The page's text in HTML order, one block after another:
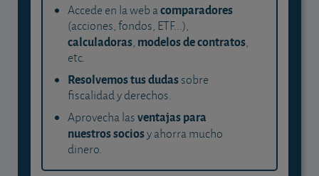
Accede en la web acomparadores
(acciones, fondos, ETF...),
calculadoras, modelos de contratos,
etc.
Resolvemos tus dudassobre
fiscalidad y derechos.
Aprovecha lasventajas para
nuestros sociosy ahorra mucho
dinero.